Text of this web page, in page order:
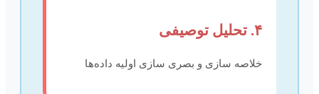
۴. تحلیل توصیفی
خلاصه سازی و بصری سازی اولیه داده‌ها